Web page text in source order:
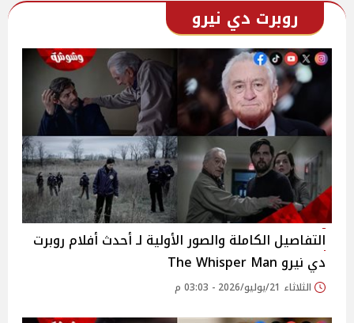
روبرت دي نيرو
التفاصيل الكاملة والصور الأولية لـ أحدث أفلام روبرت
دي نيرو The Whisper Man
الثلاثاء 21/يوليو/2026 - 03:03 م